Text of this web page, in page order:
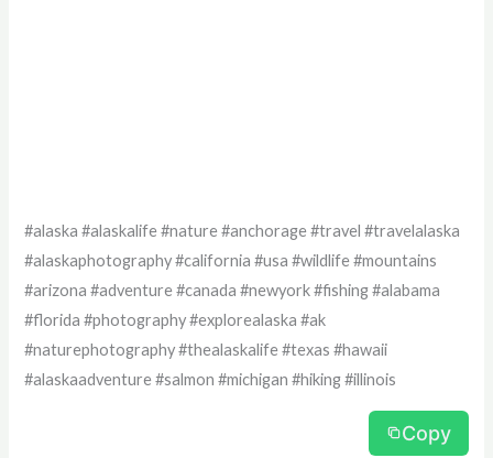
#alaska #alaskalife #nature #anchorage #travel #travelalaska
#alaskaphotography #california #usa #wildlife #mountains
#arizona #adventure #canada #newyork #fishing #alabama
#florida #photography #explorealaska #ak
#naturephotography #thealaskalife #texas #hawaii
#alaskaadventure #salmon #michigan #hiking #illinois
Copy